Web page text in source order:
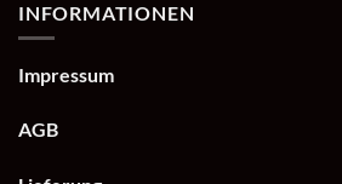
INFORMATIONEN
Impressum
AGB